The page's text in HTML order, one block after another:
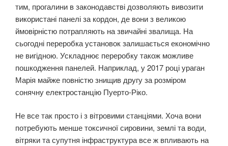
тим, прогалини в законодавстві дозволяють вивозити
використані панелі за кордон, де вони з великою
ймовірністю потрапляють на звичайні звалища. На
сьогодні переробка установок залишається економічно
не вигідною. Ускладнює переробку також можливе
пошкодження панелей. Наприклад, у 2017 році ураган
Марія майже повністю знищив другу за розміром
сонячну електростанцію Пуерто-Ріко.
Не все так просто і з вітровими станціями. Хоча вони
потребують менше токсичної сировини, землі та води,
вітряки та супутня інфраструктура все ж впливають на